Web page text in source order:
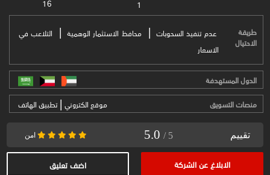
1
16
طريقة
الاحتيال
عدم تنفيذ السحوبات | محافظ الاستثمار الوهمية | التلاعب في
الاسعار
الدول المستهدفة
منصات التسويق
موقع الكتروني | تطبيق الهاتف
تقييم 5.0 / 5 امن
الابلاغ عن الشركة اضف تعليق